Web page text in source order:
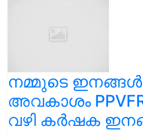
നമ്മുടെ
അവകാശം
വഴി കർഷക